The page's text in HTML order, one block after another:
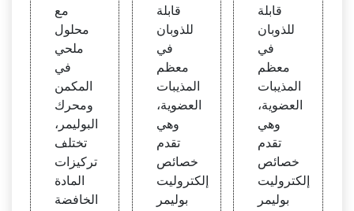
حاد جا
معة ر
ايس ل
لعمليا
ت ف
ي الو
سائط
المسا
مية
مع
محلول
ملحي
في
المكمن
ومحرك
البوليمر،
تختلف
تركيزات
المادة
الخافضة
قابلة
للذوبان
في
معظم
المذيبات
العضوية،
وهي
تقدم
خصائص
إلكتروليت
بوليمر
قابلة
للذوبان
في
معظم
المذيبات
العضوية،
وهي
تقدم
خصائص
إلكتروليت
بوليمر